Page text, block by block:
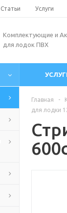
Статьи Услуги
Комплектующие и
для лодок ПВХ
Главная -
для лодки